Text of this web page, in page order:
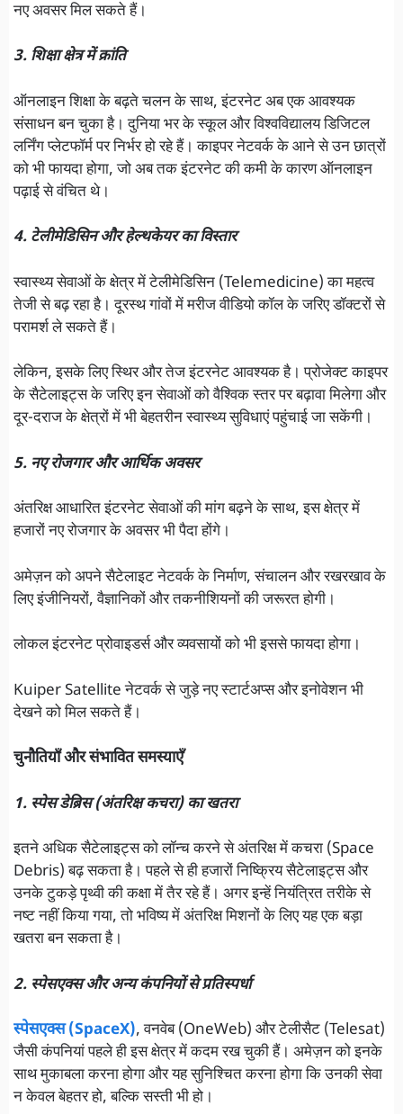
नए अवसर मिल सकते हैं।
3. शिक्षा क्षेत्र में क्रांति
ऑनलाइन शिक्षा के बढ़ते चलन के साथ, इंटरनेट अब एक आवश्यक
संसाधन बन चुका है। दुनिया भर के स्कूल और विश्वविद्यालय डिजिटल
लर्निंग प्लेटफॉर्म पर निर्भर हो रहे हैं। काइपर नेटवर्क के आने से उन छात्रों
को भी फायदा होगा, जो अब तक इंटरनेट की कमी के कारण ऑनलाइन
पढ़ाई से वंचित थे।
4. टेलीमेडिसिन और हेल्थकेयर का विस्तार
स्वास्थ्य सेवाओं के क्षेत्र में टेलीमेडिसिन (Telemedicine) का महत्व
तेजी से बढ़ रहा है। दूरस्थ गांवों में मरीज वीडियो कॉल के जरिए डॉक्टरों से
परामर्श ले सकते हैं।
लेकिन, इसके लिए स्थिर और तेज इंटरनेट आवश्यक है। प्रोजेक्ट काइपर
के सैटेलाइट्स के जरिए इन सेवाओं को वैश्विक स्तर पर बढ़ावा मिलेगा और
दूर-दराज के क्षेत्रों में भी बेहतरीन स्वास्थ्य सुविधाएं पहुंचाई जा सकेंगी।
5. नए रोजगार और आर्थिक अवसर
अंतरिक्ष आधारित इंटरनेट सेवाओं की मांग बढ़ने के साथ, इस क्षेत्र में
हजारों नए रोजगार के अवसर भी पैदा होंगे।
अमेज़न को अपने सैटेलाइट नेटवर्क के निर्माण, संचालन और रखरखाव के
लिए इंजीनियरों, वैज्ञानिकों और तकनीशियनों की जरूरत होगी।
लोकल इंटरनेट प्रोवाइडर्स और व्यवसायों को भी इससे फायदा होगा।
Kuiper Satellite नेटवर्क से जुड़े नए स्टार्टअप्स और इनोवेशन भी
देखने को मिल सकते हैं।
चुनौतियाँ और संभावित समस्याएँ
1. स्पेस डेब्रिस (अंतरिक्ष कचरा) का खतरा
इतने अधिक सैटेलाइट्स को लॉन्च करने से अंतरिक्ष में कचरा (Space
Debris) बढ़ सकता है। पहले से ही हजारों निष्क्रिय सैटेलाइट्स और
उनके टुकड़े पृथ्वी की कक्षा में तैर रहे हैं। अगर इन्हें नियंत्रित तरीके से
नष्ट नहीं किया गया, तो भविष्य में अंतरिक्ष मिशनों के लिए यह एक बड़ा
खतरा बन सकता है।
2. स्पेसएक्स और अन्य कंपनियों से प्रतिस्पर्धा
स्पेसएक्स (SpaceX), वनवेब (OneWeb) और टेलीसैट (Telesat)
जैसी कंपनियां पहले ही इस क्षेत्र में कदम रख चुकी हैं। अमेज़न को इनके
साथ मुकाबला करना होगा और यह सुनिश्चित करना होगा कि उनकी सेवा
न केवल बेहतर हो, बल्कि सस्ती भी हो।